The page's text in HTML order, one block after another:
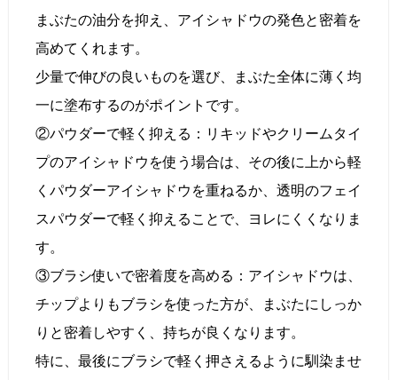
まぶたの油分を抑え、アイシャドウの発色と密着を
高めてくれます。
少量で伸びの良いものを選び、まぶた全体に薄く均
一に塗布するのがポイントです。
②パウダーで軽く抑える：リキッドやクリームタイ
プのアイシャドウを使う場合は、その後に上から軽
くパウダーアイシャドウを重ねるか、透明のフェイ
スパウダーで軽く抑えることで、ヨレにくくなりま
す。
③ブラシ使いで密着度を高める：アイシャドウは、
チップよりもブラシを使った方が、まぶたにしっか
りと密着しやすく、持ちが良くなります。
特に、最後にブラシで軽く押さえるように馴染ませ